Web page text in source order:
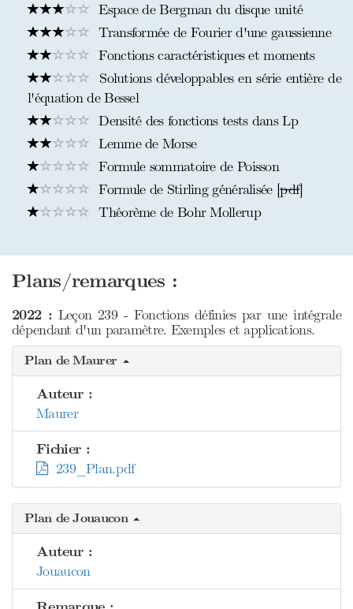
Espace de Bergman du disque unité
Transformée de Fourier d'une gaussienne
Fonctions caractéristiques et moments
Solutions développables en série entière de
l'équation de Bessel
Densité des fonctions tests dans Lp
Lemme de Morse
Formule sommatoire de Poisson
Formule de Stirling généralisée [pdf]
Théorème de Bohr Mollerup
Plans/remarques :
2022 : Leçon 239 - Fonctions définies par une intégrale
dépendant d'un paramètre. Exemples et applications.
Plan de Maurer
Auteur :
Maurer
Fichier :
239_Plan.pdf
Plan de Jouaucon
Auteur :
Jouaucon